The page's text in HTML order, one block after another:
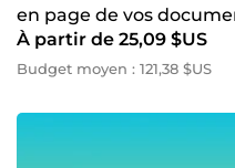
en page de vos
À partir de 25,09 $US
Budget moyen : 121,38 $US